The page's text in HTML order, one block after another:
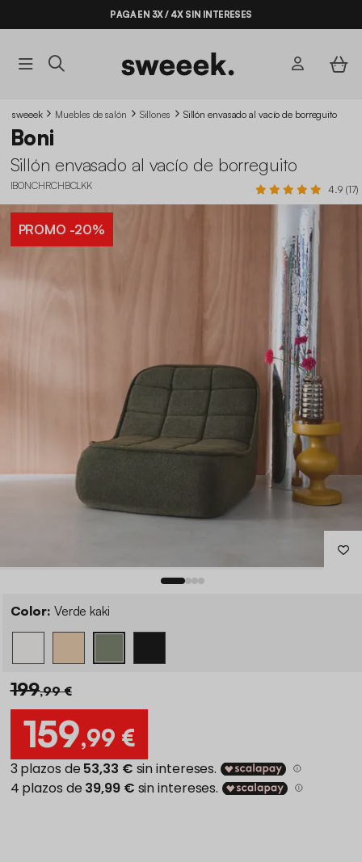
PAGA EN 3X / 4X SIN INTERESES
sweeek Muebles de salón Sillones Sillón envasado al vacío de borreguito
Boni
Sillón envasado al vacío de borreguito
IBONCHRCHBCLKK 4.9 (17)
PROMO -20%
Color: Verde kaki
199,99 €
159,99 €